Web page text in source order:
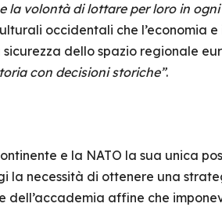
la volontà di lottare per loro in
occidentali che l’economia e
dello spazio regionale
con decisioni storiche”.
e la NATO la sua unica
necessità di ottenere una
affine che